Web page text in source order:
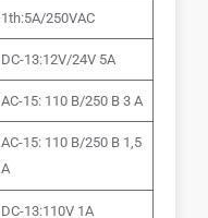
1th:5A/250VAC
DC-13:12V/24V 5A
AC-15: 110 В/250 В 3 А
AC-15: 110 В/250 В 1,5
А
DC-13:110V 1A